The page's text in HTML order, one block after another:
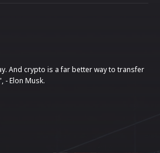
And crypto is a far better way to transfer
- Elon Musk.